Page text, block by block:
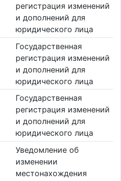
регистрация изменений
и дополнений для
юридического лица
Государственная
регистрация изменений
и дополнений для
юридического лица
Государственная
регистрация изменений
и дополнений для
юридического лица
Уведомление об
изменении
местонахождения